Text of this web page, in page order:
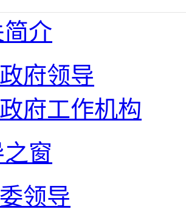
介
府领导
府工作机构
窗
领导